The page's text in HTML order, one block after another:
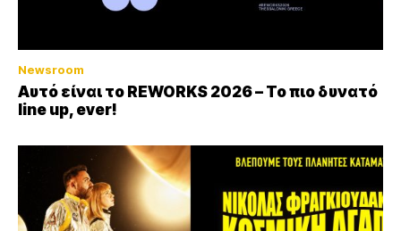
Newsroom
Αυτό είναι το REWORKS 2026 – Το πιο δυνατό
line up, ever!